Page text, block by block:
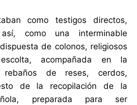
como testigos directos,
como una interminable
de colonos, religiosos
acompañada en la
rebaños de reses, cerdos,
de la recopilación de la
preparada para ser